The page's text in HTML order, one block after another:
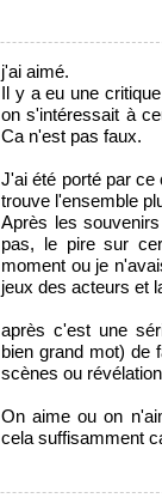
j'ai aimé.
Il y a eu une
on s'intéressait à
Ca n'est pas faux.
J'ai été porté par ce
trouve l'ensemble
Après les
pas, le pire sur
moment ou je
jeux des acteurs et
après c'est une
bien grand mot) de
scènes ou
On aime ou on
cela suffisamment